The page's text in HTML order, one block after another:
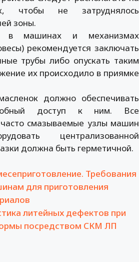
чтобы не затруднялось
зоны.
в машинах и механизмах
рекомендуется заключать
трубы либо опускать таким
их происходило в приямке
должно обеспечивать
доступ к ним. Все
смазываемые узлы машин
централизованной
должна быть герметичной.
Требования
для приготовления
литейных дефектов при
посредством СКМ ЛП